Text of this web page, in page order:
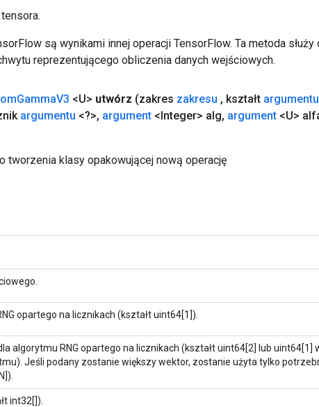
są wynikami innej operacji TensorFlow. Ta metoda służy
reprezentującego obliczenia danych wejściowych.
GammaV3 <U> utwórz (zakres zakresu , kształt argumentu
argumentu <?>, argument <Integer> alg, argument <U>
tworzenia klasy opakowującej nową operację
opartego na licznikach (kształt uint64[1]).
algorytmu RNG opartego na licznikach (kształt uint64[2] lub uint64[1]
Jeśli podany zostanie większy wektor, zostanie użyta tylko
int32[]).